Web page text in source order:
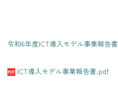
令和6年度ICT導入モデル事業報告書
ICT導入モデル事業報告書.pdf